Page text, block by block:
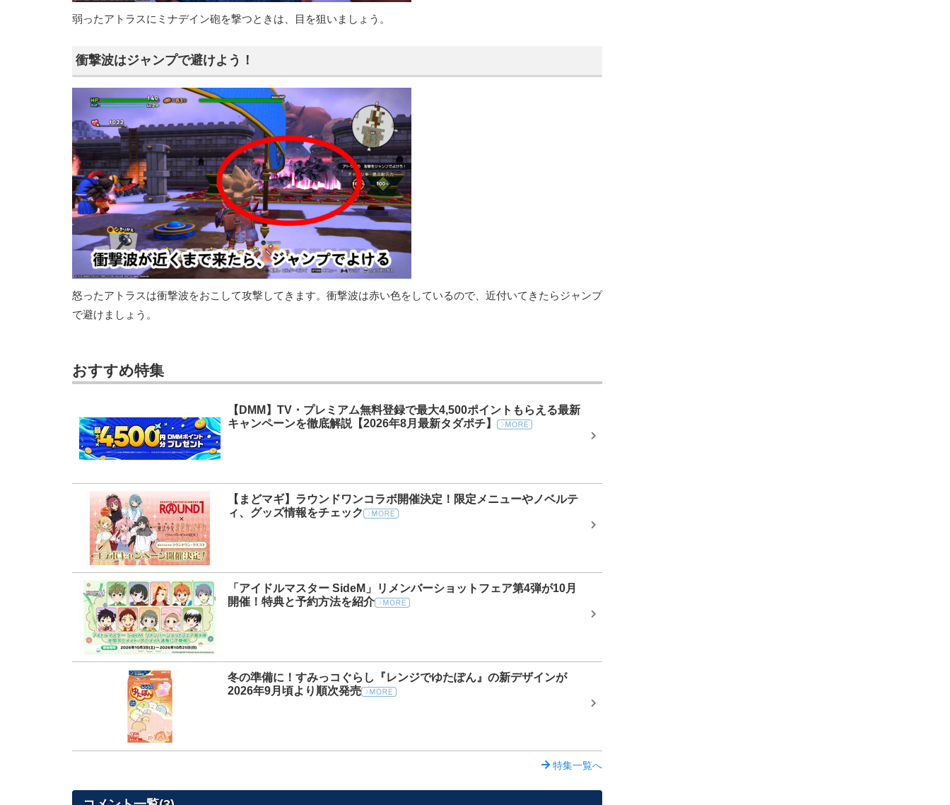
弱ったアトラスにミナデイン砲を撃つときは、目を狙いましょう。
衝撃波はジャンプで避けよう！
怒ったアトラスは衝撃波をおこして攻撃してきます。衝撃波は赤い色をしているので、近付いてきたらジャンプ
で避けましょう。
おすすめ特集
【DMM】TV・プレミアム無料登録で最大4,500ポイントもらえる最新
キャンペーンを徹底解説【2026年8月最新タダポチ】
【まどマギ】ラウンドワンコラボ開催決定！限定メニューやノベルテ
ィ、グッズ情報をチェック
「アイドルマスター SideM」リメンバーショットフェア第4弾が10月
開催！特典と予約方法を紹介
冬の準備に！すみっコぐらし『レンジでゆたぽん』の新デザインが
2026年9月頃より順次発売
特集一覧へ